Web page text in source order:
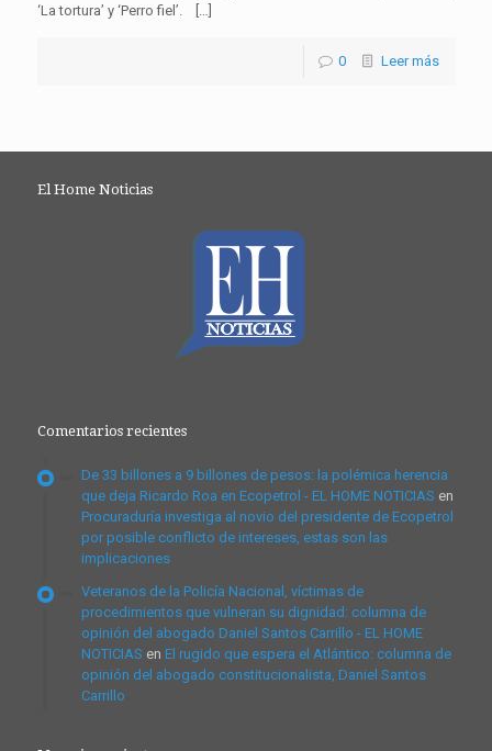
‘La tortura’ y ‘Perro fiel’. […]
0 Leer más
El Home Noticias
Comentarios recientes
De 33 billones a 9 billones de pesos: la polémica herencia
que deja Ricardo Roa en Ecopetrol - EL HOME NOTICIAS en
Procuraduría investiga al novio del presidente de Ecopetrol
por posible conflicto de intereses, estas son las
implicaciones
Veteranos de la Policía Nacional, víctimas de
procedimientos que vulneran su dignidad: columna de
opinión del abogado Daniel Santos Carrillo - EL HOME
NOTICIAS en El rugido que espera el Atlántico: columna de
opinión del abogado constitucionalista, Daniel Santos
Carrillo